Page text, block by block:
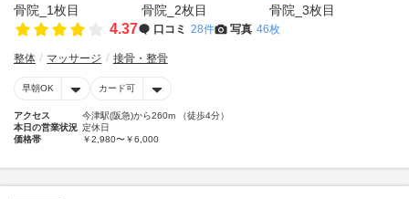
4.37 口コミ 28件 写真 46枚
整体 マッサージ 接骨・整骨
早朝OK カード可
アクセス
今津駅(阪急)から260m （徒歩4分）
本日の営業状況 定休日
価格帯
￥2,980〜￥6,000